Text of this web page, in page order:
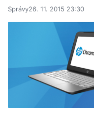
Správy26. 11. 2015 23:30